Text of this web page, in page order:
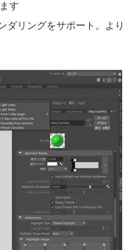
す
リングをサポート。よ